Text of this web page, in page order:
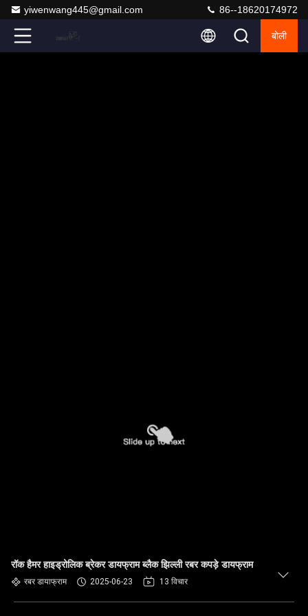
yiwenwang445@gmail.com 86--18620174972
बोली
रॉक हैमर हाइड्रोलिक ब्रेकर डायफ्राम ब्लैक झिल्ली रबर कपड़े डायफ्राम
रबर डायाफ्राम 2025-06-23 13 विचार